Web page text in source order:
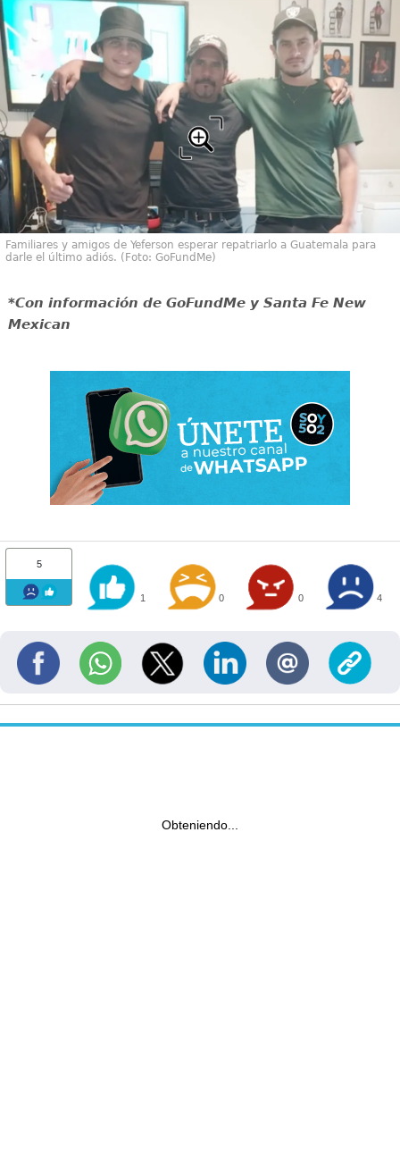
Familiares y amigos de Yeferson esperar repatriarlo a Guatemala para
darle el último adiós. (Foto: GoFundMe)
*Con información de GoFundMe y Santa Fe New
Mexican
5
1 0 0 4
Obteniendo...